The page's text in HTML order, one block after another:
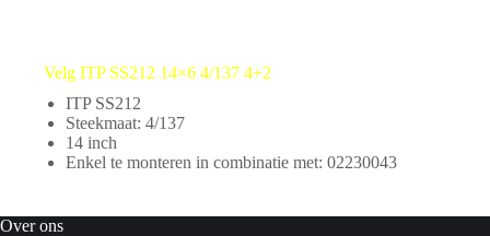
Velg ITP SS212 14×6 4/137 4+2
ITP SS212
Steekmaat: 4/137
14 inch
Enkel te monteren in combinatie met: 02230043
Over ons